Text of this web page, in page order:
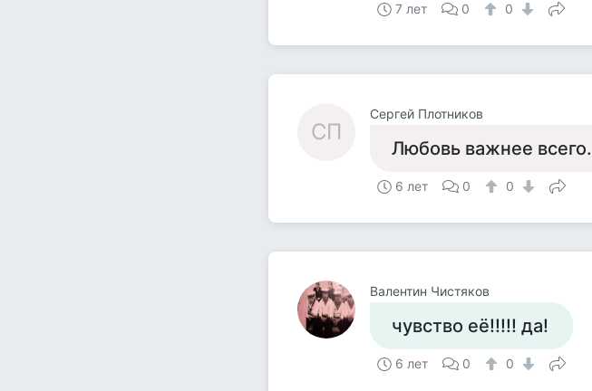
7 лет 0 0
CП
Cергей Плотников
Любовь важнее всего.
6 лет 0 0
Валентин Чистяков
чувство её!!!!! да!
6 лет 0 0